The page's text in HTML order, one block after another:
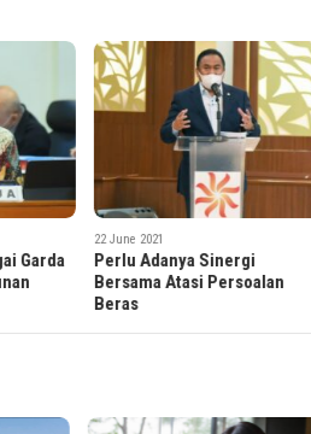
Garda
22 June 2021
Perlu Adanya Sinergi
Bersama Atasi Persoalan
Beras